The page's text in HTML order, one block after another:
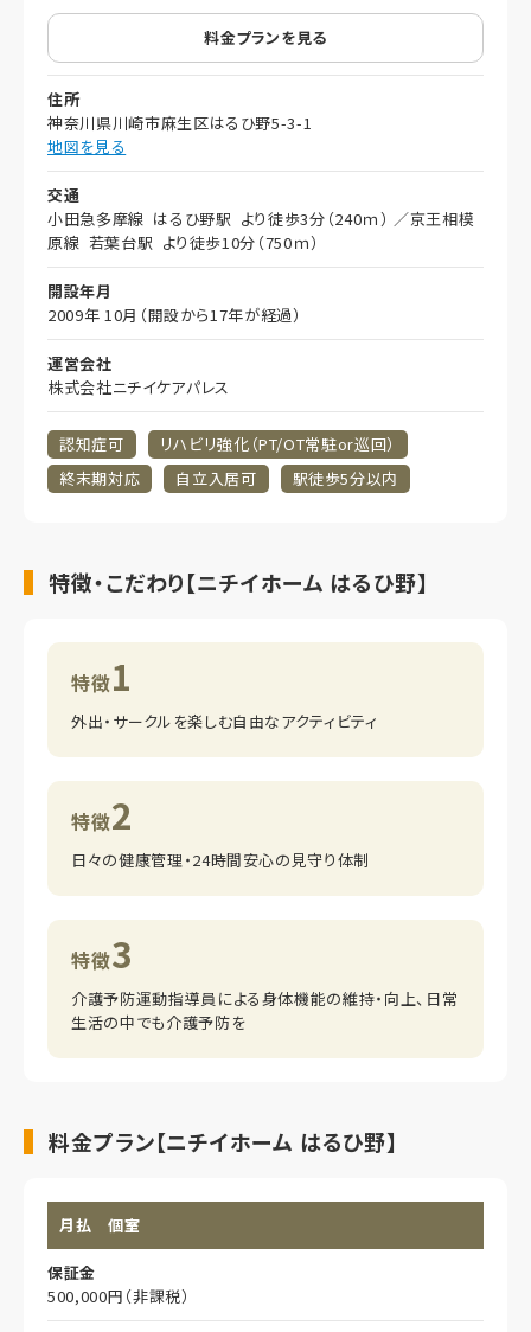
料金プランを見る
住所
神奈川県川崎市麻生区はるひ野5-3-1
地図を見る
交通
小田急多摩線 はるひ野駅 より徒歩3分（240ｍ） ／京王相模
原線 若葉台駅 より徒歩10分（750ｍ）
開設年月
2009年 10月（開設から17年が経過）
運営会社
株式会社ニチイケアパレス
認知症可
リハビリ強化（PT/OT常駐or巡回）
終末期対応
自立入居可 駅徒歩5分以内
特徴・こだわり【ニチイホーム はるひ野】
特徴1
外出・サークルを楽しむ自由なアクティビティ
特徴2
日々の健康管理・24時間安心の見守り体制
特徴3
介護予防運動指導員による身体機能の維持・向上、日常
生活の中でも介護予防を
料金プラン【ニチイホーム はるひ野】
月払 個室
保証金
500,000円（非課税）